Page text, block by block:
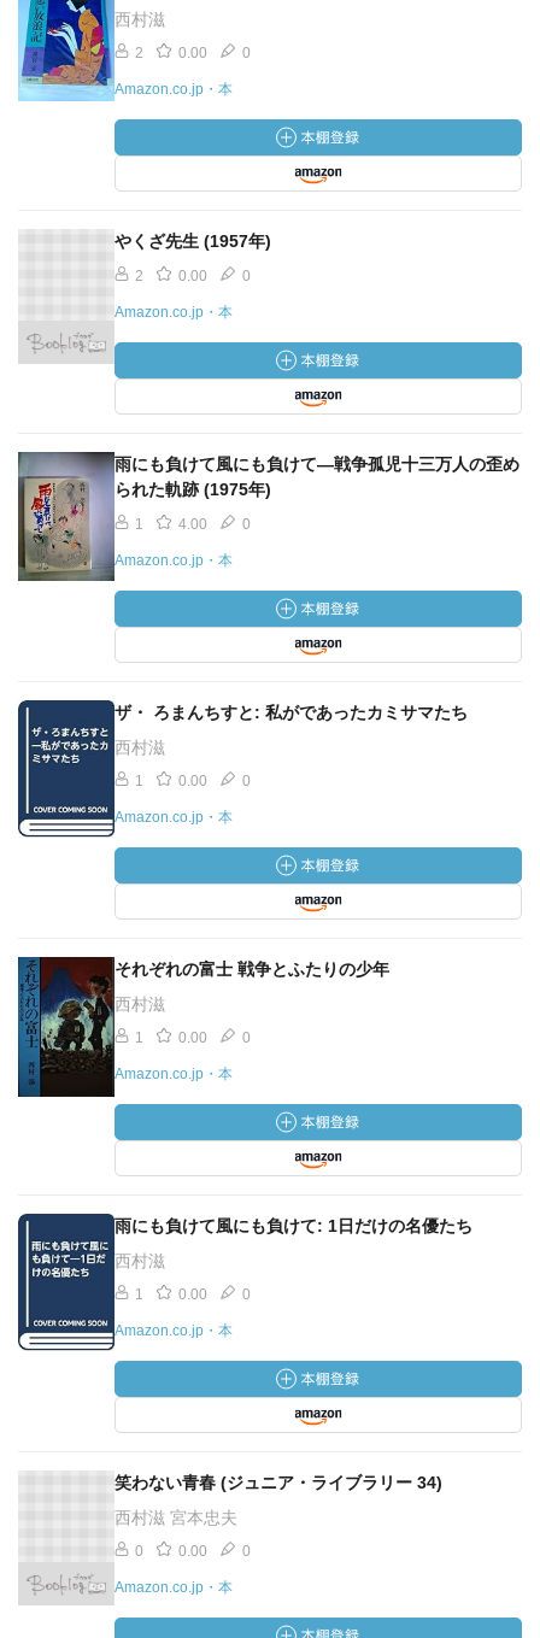
西村滋
2 0.00 0
Amazon.co.jp・本
やくざ先生 (1957年)
2 0.00 0
Amazon.co.jp・本
雨にも負けて風にも負けて―戦争孤児十三万人の歪め
られた軌跡 (1975年)
1 4.00 0
Amazon.co.jp・本
ザ・ ろまんちすと: 私がであったカミサマたち
西村滋
1 0.00 0
Amazon.co.jp・本
それぞれの富士 戦争とふたりの少年
西村滋
1 0.00 0
Amazon.co.jp・本
雨にも負けて風にも負けて: 1日だけの名優たち
西村滋
1 0.00 0
Amazon.co.jp・本
笑わない青春 (ジュニア・ライブラリー 34)
西村滋 宮本忠夫
0 0.00 0
Amazon.co.jp・本